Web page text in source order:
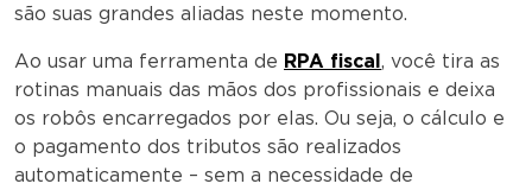
são suas grandes aliadas neste momento.
Ao usar uma ferramenta de RPA fiscal, você tira as
rotinas manuais das mãos dos profissionais e deixa
os robôs encarregados por elas. Ou seja, o cálculo e
o pagamento dos tributos são realizados
automaticamente – sem a necessidade de